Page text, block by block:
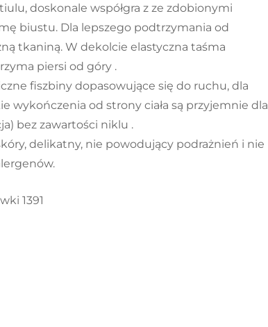
doskonale współgra z ze zdobionymi
biustu. Dla lepszego podtrzymania od
tkaniną. W dekolcie elastyczna taśma
piersi od góry .
fiszbiny dopasowujące się do ruchu, dla
od strony ciała są przyjemnie dla
bez zawartości niklu .
delikatny, nie powodujący podrażnień i nie
1391